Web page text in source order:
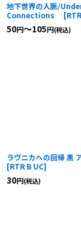
地下世界の人脈/
Connections
[
50円～105円(税込)
ラヴニカへの回帰 黒
[RTR B UC]
30円(税込)